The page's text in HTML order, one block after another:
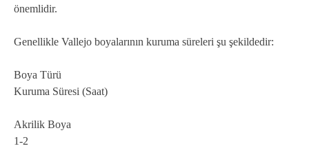
önemlidir.
Genellikle Vallejo boyalarının kuruma süreleri şu şekildedir:
Boya Türü
Kuruma Süresi (Saat)
Akrilik Boya
1-2